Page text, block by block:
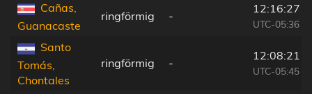
Cañas,
Guanacaste
ringförmig -
12:16:27
UTC-05:36
Santo
Tomás,
Chontales
ringförmig -
12:08:21
UTC-05:45